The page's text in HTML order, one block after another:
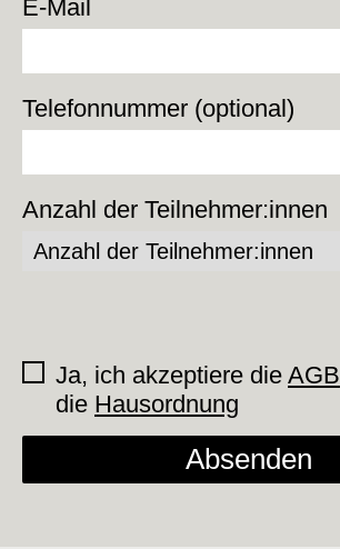
E-Mail
Telefonnummer (optional)
Anzahl der Teilnehmer:innen
Ja, ich akzeptiere die AGB
die Hausordnung
Absenden